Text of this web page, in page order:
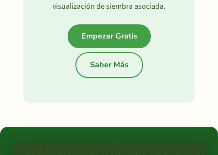
visualización de siembra asociada.
Empezar Gratis
Saber Más